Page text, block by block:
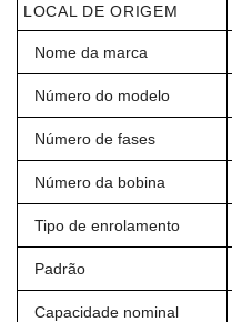
LOCAL DE ORIGEM
Nome da marca
Número do modelo
Número de fases
Número da bobina
Tipo de enrolamento
Padrão
Capacidade nominal